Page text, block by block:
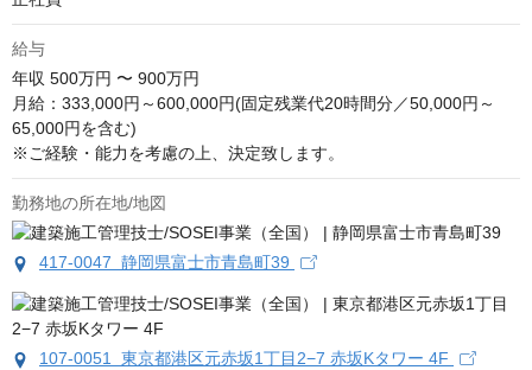
給与
年収 500万円 〜 900万円
月給：333,000円～600,000円(固定残業代20時間分／50,000円～
65,000円を含む)
※ご経験・能力を考慮の上、決定致します。
勤務地の所在地/地図
417-0047 静岡県富士市青島町39
107-0051 東京都港区元赤坂1丁目2−7 赤坂Kタワー 4F